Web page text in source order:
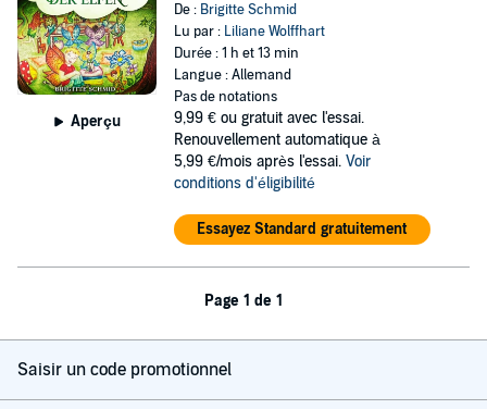
Aperçu
De : Brigitte Schmid
Lu par : Liliane Wolffhart
Durée : 1 h et 13 min
Langue : Allemand
Pas de notations
9,99 € ou gratuit avec l'essai.
Renouvellement automatique à
5,99 €/mois après l'essai. Voir
conditions d'éligibilité
Essayez Standard gratuitement
Page 1 de 1
Saisir un code promotionnel